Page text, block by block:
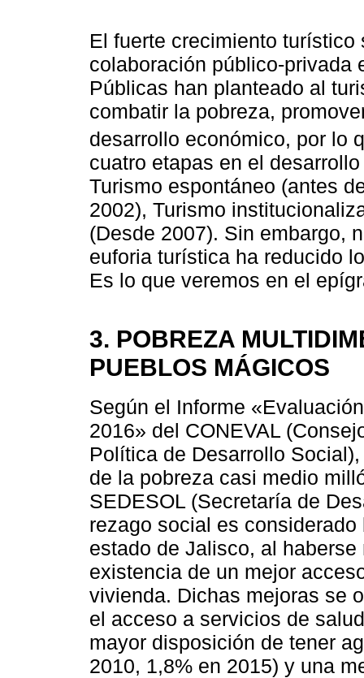
El fuerte crecimiento
colaboración público-privada
Públicas han planteado al
combatir la pobreza,
desarrollo económico, por lo
cuatro etapas en el
Turismo espontáneo (antes
2002), Turismo
(Desde 2007). Sin embargo,
euforia turística ha reducido
Es lo que veremos en el
3. POBREZA
PUEBLOS MÁGICOS
Según el Informe
2016» del CONEVAL
Política de Desarrollo
de la pobreza casi medio
SEDESOL (Secretaría de
rezago social es
estado de Jalisco, al
existencia de un mejor
vivienda. Dichas mejoras se
el acceso a servicios de
mayor disposición de tener
2010, 1,8% en 2015) y una